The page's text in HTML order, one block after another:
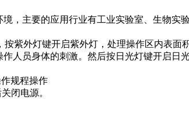
，主要的应用行业有工业实验室、生物实
紫外灯键开启紫外灯，处理操作区内表面
人员身体的刺激。然后按日光灯键开启日
规程操作
闭电源。